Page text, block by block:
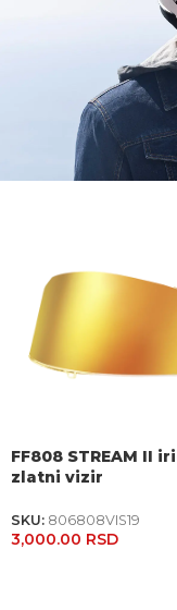
FF808 STREAM II
zlatni vizir
SKU: 806808VIS19
3,000.00 RSD